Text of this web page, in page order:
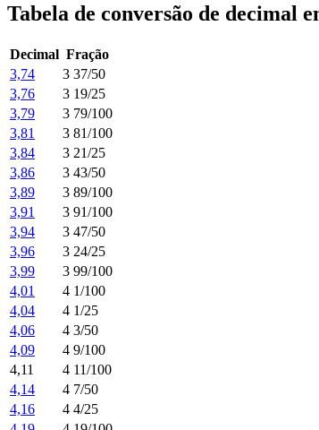
Tabela de conversão de decimal
Decimal Fração
3,74
3 37/50
3,76
3 19/25
3,79
3 79/100
3,81
3 81/100
3,84
3 21/25
3,86
3 43/50
3,89
3 89/100
3,91
3 91/100
3,94
3 47/50
3,96
3 24/25
3,99
3 99/100
4,01
4 1/100
4,04
4 1/25
4,06
4 3/50
4,09
4 9/100
4,11
4 11/100
4,14
4 7/50
4,16
4 4/25